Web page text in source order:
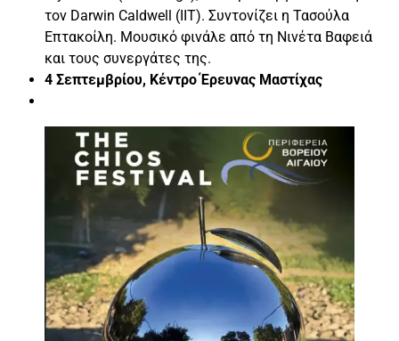
τον Darwin Caldwell (ΙΙΤ). Συντονίζει η Τασούλα
Επτακοίλη. Μουσικό φινάλε από τη Νινέτα Βαφειά
και τους συνεργάτες της.
4 Σεπτεμβρίου, Κέντρο Έρευνας Μαστίχας